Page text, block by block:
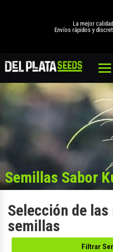
La mejor
Envíos rápidos y
Semillas Sabor
Selección de
semillas
Filtrar